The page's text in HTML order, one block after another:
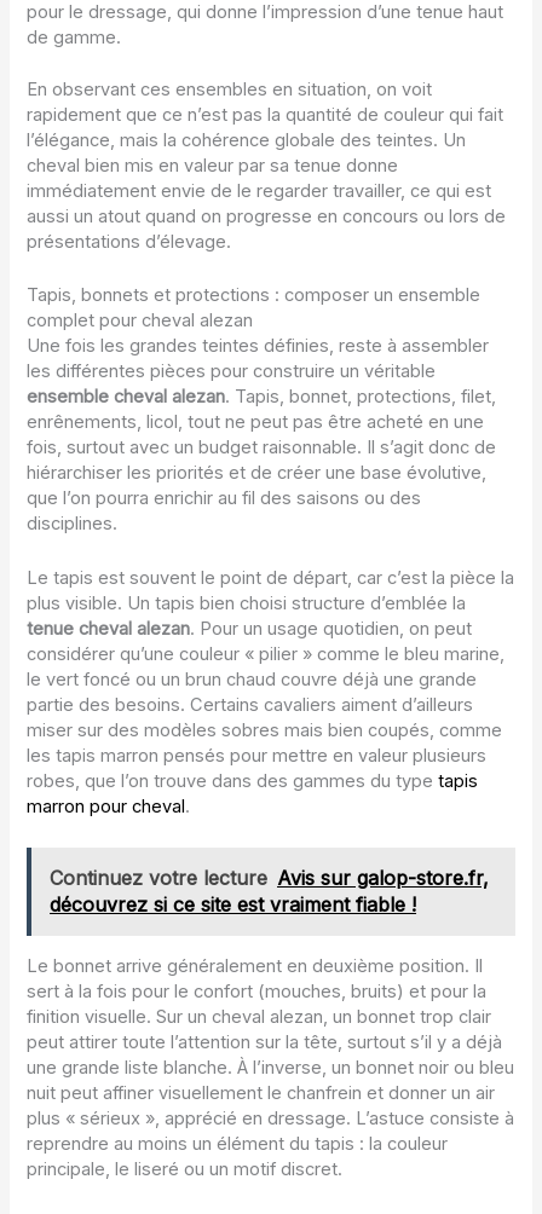
pour le dressage, qui donne l’impression d’une tenue haut
de gamme.
En observant ces ensembles en situation, on voit
rapidement que ce n’est pas la quantité de couleur qui fait
l’élégance, mais la cohérence globale des teintes. Un
cheval bien mis en valeur par sa tenue donne
immédiatement envie de le regarder travailler, ce qui est
aussi un atout quand on progresse en concours ou lors de
présentations d’élevage.
Tapis, bonnets et protections : composer un ensemble
complet pour cheval alezan
Une fois les grandes teintes définies, reste à assembler
les différentes pièces pour construire un véritable
ensemble cheval alezan. Tapis, bonnet, protections, filet,
enrênements, licol, tout ne peut pas être acheté en une
fois, surtout avec un budget raisonnable. Il s’agit donc de
hiérarchiser les priorités et de créer une base évolutive,
que l’on pourra enrichir au fil des saisons ou des
disciplines.
Le tapis est souvent le point de départ, car c’est la pièce la
plus visible. Un tapis bien choisi structure d’emblée la
tenue cheval alezan. Pour un usage quotidien, on peut
considérer qu’une couleur « pilier » comme le bleu marine,
le vert foncé ou un brun chaud couvre déjà une grande
partie des besoins. Certains cavaliers aiment d’ailleurs
miser sur des modèles sobres mais bien coupés, comme
les tapis marron pensés pour mettre en valeur plusieurs
robes, que l’on trouve dans des gammes du typetapis
marron pour cheval.
Continuez votre lecture Avis sur galop-store.fr,
découvrez si ce site est vraiment fiable !
Le bonnet arrive généralement en deuxième position. Il
sert à la fois pour le confort (mouches, bruits) et pour la
finition visuelle. Sur un cheval alezan, un bonnet trop clair
peut attirer toute l’attention sur la tête, surtout s’il y a déjà
une grande liste blanche. À l’inverse, un bonnet noir ou bleu
nuit peut affiner visuellement le chanfrein et donner un air
plus « sérieux », apprécié en dressage. L’astuce consiste à
reprendre au moins un élément du tapis : la couleur
principale, le liseré ou un motif discret.